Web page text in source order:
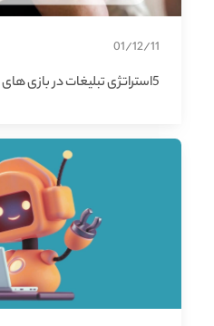
01/12/11
5استراتژی تبلیغات در بازی های موبایلی